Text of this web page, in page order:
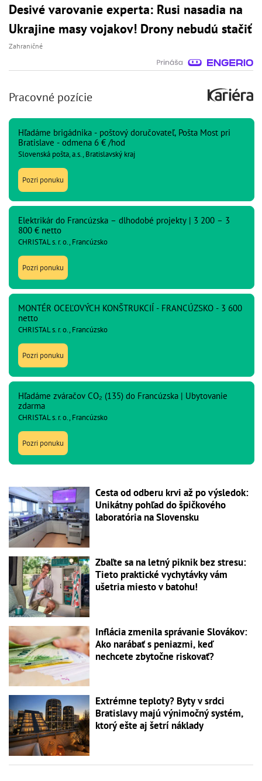
Desivé varovanie experta: Rusi nasadia na
Ukrajine masy vojakov! Drony nebudú stačiť
Zahraničné
Pracovné pozície
Hľadáme brigádnika - poštový doručovateľ, Pošta Most pri
Bratislave - odmena 6 € /hod
Slovenská pošta, a.s., Bratislavský kraj
Pozri ponuku
Elektrikár do Francúzska – dlhodobé projekty | 3 200 – 3
800 € netto
CHRISTAL s. r. o., Francúzsko
Pozri ponuku
MONTÉR OCEĽOVÝCH KONŠTRUKCIÍ - FRANCÚZSKO - 3 600
netto
CHRISTAL s. r. o., Francúzsko
Pozri ponuku
Hľadáme zváračov CO₂ (135) do Francúzska | Ubytovanie
zdarma
CHRISTAL s. r. o., Francúzsko
Pozri ponuku
Cesta od odberu krvi až po výsledok:
Unikátny pohľad do špičkového
laboratória na Slovensku
Zbaľte sa na letný piknik bez stresu:
Tieto praktické vychytávky vám
ušetria miesto v batohu!
Inflácia zmenila správanie Slovákov:
Ako narábať s peniazmi, keď
nechcete zbytočne riskovať?
Extrémne teploty? Byty v srdci
Bratislavy majú výnimočný systém,
ktorý ešte aj šetrí náklady